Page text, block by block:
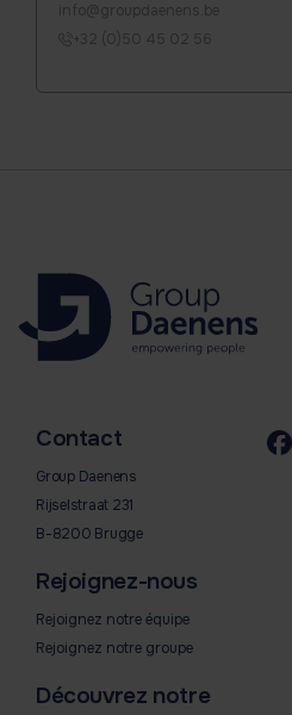
info@groupdaenens.be
+32 (0)50 45 02 56
Contact
Group Daenens
Rijselstraat 231
B-8200 Brugge
Rejoignez-nous
Rejoignez notre équipe
Rejoignez notre groupe
Découvrez notre